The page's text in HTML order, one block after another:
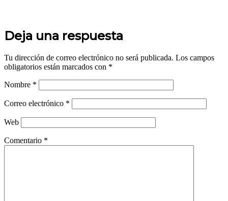
Deja una respuesta
Tu dirección de correo electrónico no será publicada. Los campos
obligatorios están marcados con *
Nombre *
Correo electrónico *
Web
Comentario *